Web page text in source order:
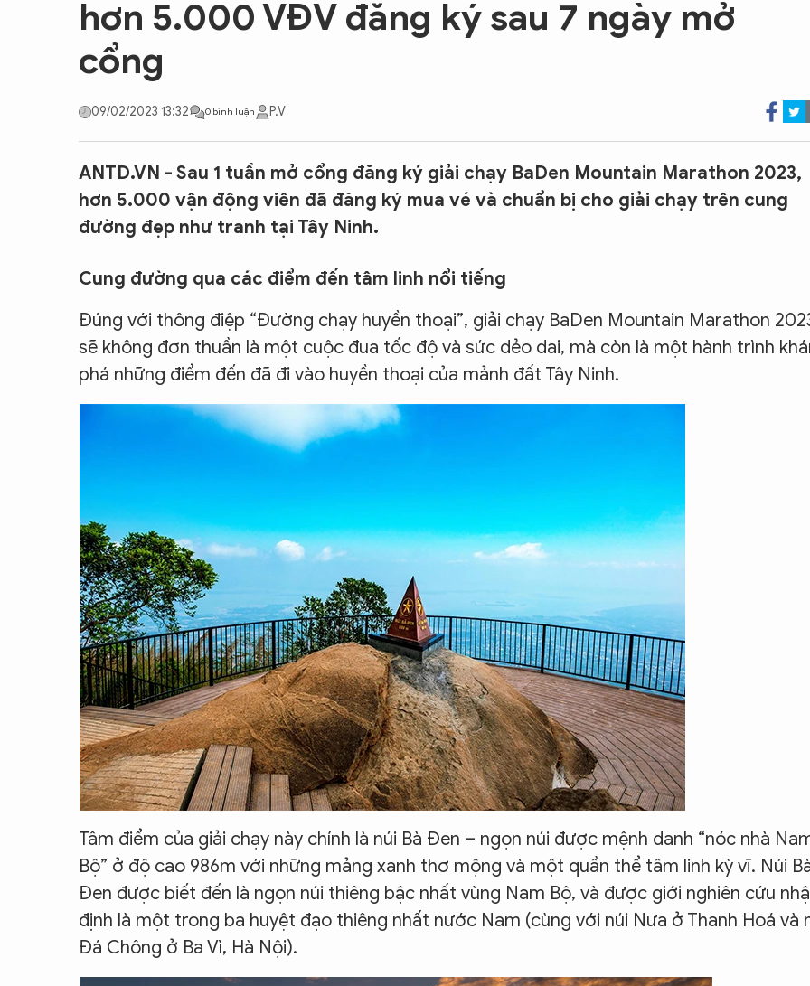
CON ĐƯỜNG KHỞI NGHIỆP
hơn 5.000 VĐV đăng ký sau 7 ngày mở
cổng
09/02/2023 13:32 0 bình luận P.V
ANTD.VN - Sau 1 tuần mở cổng đăng ký giải chạy BaDen Mountain Marathon 2023,
hơn 5.000 vận động viên đã đăng ký mua vé và chuẩn bị cho giải chạy trên cung
đường đẹp như tranh tại Tây Ninh.
Cung đường qua các điểm đến tâm linh nổi tiếng
Đúng với thông điệp “Đường chạy huyền thoại”, giải chạy BaDen Mountain Marathon
sẽ không đơn thuần là một cuộc đua tốc độ và sức dẻo dai, mà còn là một hành trình
phá những điểm đến đã đi vào huyền thoại của mảnh đất Tây Ninh.
Tâm điểm của giải chạy này chính là núi Bà Đen – ngọn núi được mệnh danh “nóc nhà
Bộ” ở độ cao 986m với những mảng xanh thơ mộng và một quần thể tâm linh kỳ vĩ. Núi
Đen được biết đến là ngọn núi thiêng bậc nhất vùng Nam Bộ, và được giới nghiên cứu
định là một trong ba huyệt đạo thiêng nhất nước Nam (cùng với núi Nưa ở Thanh Hoá và
Đá Chông ở Ba Vì, Hà Nội).